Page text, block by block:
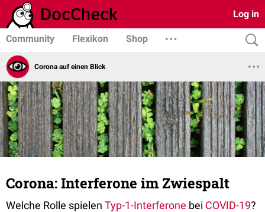
Log in
Community Flexikon Shop
Corona auf einen Blick
Corona: Interferone im Zwiespalt
Welche Rolle spielen Typ-1-Interferone bei COVID-19?